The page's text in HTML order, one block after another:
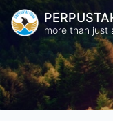
more than just